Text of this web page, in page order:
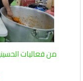
من فعاليات الحسينية في